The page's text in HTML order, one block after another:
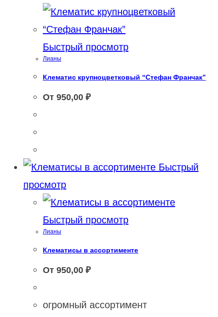
Быстрый просмотр
Лианы
Клематис крупноцветковый “Стефан Франчак”
От 950,00 ₽
Быстрый
просмотр
Быстрый просмотр
Лианы
Клематисы в ассортименте
От 950,00 ₽
огромный ассортимент